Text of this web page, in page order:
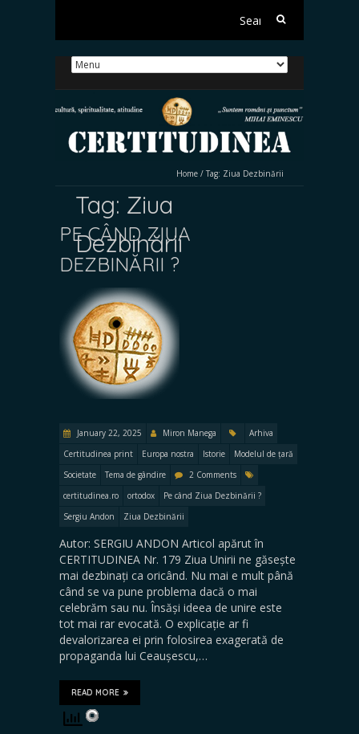
Search
Home / Tag: Ziua Dezbinării
Tag: Ziua
Dezbinării
PE CÂND ZIUA
DEZBINĂRII ?
January 22, 2025 Miron Manega
Arhiva
Certitudinea print
Europa nostra Istorie
Modelul de țară
Societate
Tema de gândire
2 Comments
certitudinea.ro
ortodox
Pe când Ziua Dezbinării ?
Sergiu Andon
Ziua Dezbinării
Autor: SERGIU ANDON Articol apărut în
CERTITUDINEA Nr. 179 Ziua Unirii ne găsește
mai dezbinați ca oricând. Nu mai e mult până
când se va pune problema dacă o mai
celebrăm sau nu. Însăși ideea de unire este
tot mai rar evocată. O explicație ar fi
devalorizarea ei prin folosirea exagerată de
propaganda lui Ceaușescu,…
READ MORE